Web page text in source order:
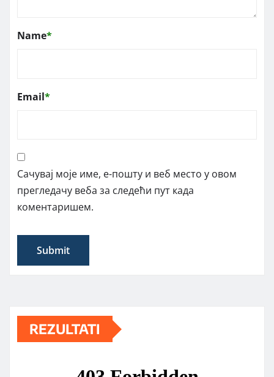
Name*
Email*
Сачувај моје име, е-пошту и веб место у овом
прегледачу веба за следећи пут када
коментаришем.
REZULTATI